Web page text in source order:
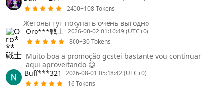
2400+108 Tokens
Жетоны тут покупать очень выгодно
Oro***戦士 2026-08-02 01:16:49 (UTC+0)
800+30 Tokens
Muito boa a promoção gostei bastante vou continuar
aqui aproveitando 😃
Buff***321
2026-08-01 05:18:42 (UTC+0)
16 Tokens